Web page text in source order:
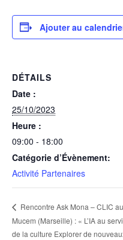
Ajouter au
DÉTAILS
Date :
25/10/2023
Heure :
09:00 - 18:00
Catégorie d’Évènement:
Activité Partenaires
Rencontre Ask Mona – CLIC au
Mucem (Marseille) : « L’IA au
de la culture Explorer de